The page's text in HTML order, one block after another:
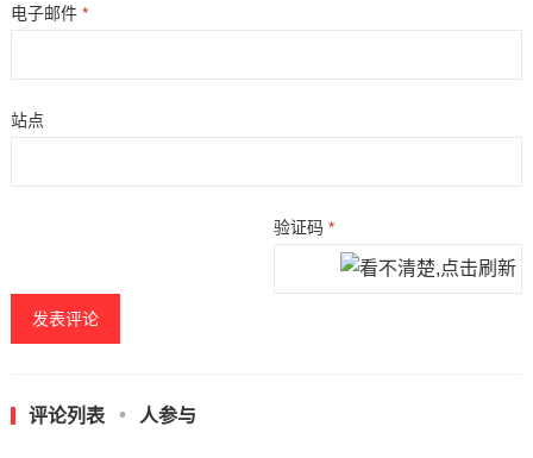
电子邮件 *
站点
验证码*
评论列表 人参与